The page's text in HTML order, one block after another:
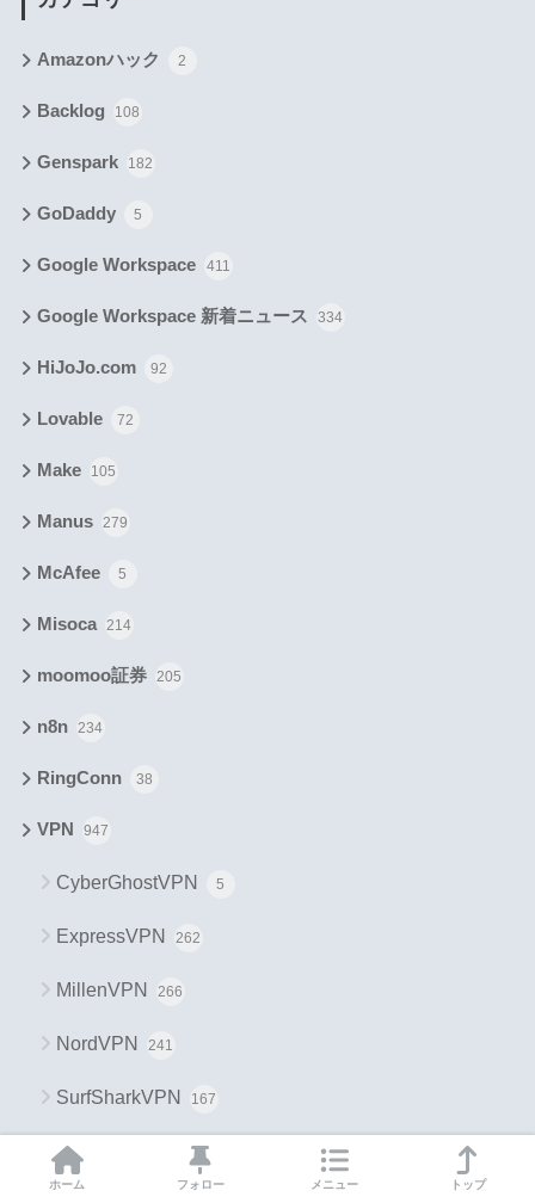
Amazonハック 2
Backlog 108
Genspark 182
GoDaddy 5
Google Workspace 411
Google Workspace 新着ニュース 334
HiJoJo.com 92
Lovable 72
Make 105
Manus 279
McAfee 5
Misoca 214
moomoo証券 205
n8n 234
RingConn 38
VPN 947
CyberGhostVPN 5
ExpressVPN 262
MillenVPN 266
NordVPN 241
SurfSharkVPN 167
WISE
ホーム フォロー メニュー トップ